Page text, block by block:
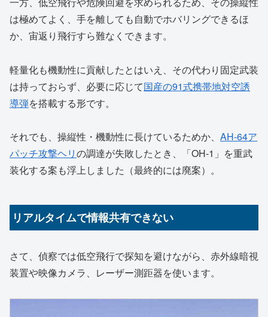
は極めてよく、手を離しても自動でホバリングできるほ
か、宙返り飛行すら難なくできます。
軽量化も機動性に貢献したとはいえ、その代わり固定武装
は持っておらず、必要に応じて国産の91式携帯地対空誘
導弾を搭載する形です。
それでも、操縦性・機動性に長けているためか、 AH-64ア
パッチ攻撃ヘリの調達が失敗したとき、「OH-1」を重武
装化する案も浮上しました（最終的には廃案）。
リアルタイムで情報共有できない
さて、偵察では低空飛行で探知を避けながら、赤外線暗視
装置や映像カメラ、レーザー測距器を使います。